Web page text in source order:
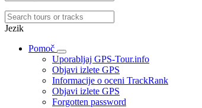
Jezik
Pomoč
Uporabljaj GPS-Tour.info
Objavi izlete GPS
Informacije o oceni TrackRank
Objavi izlete GPS
Forgotten password